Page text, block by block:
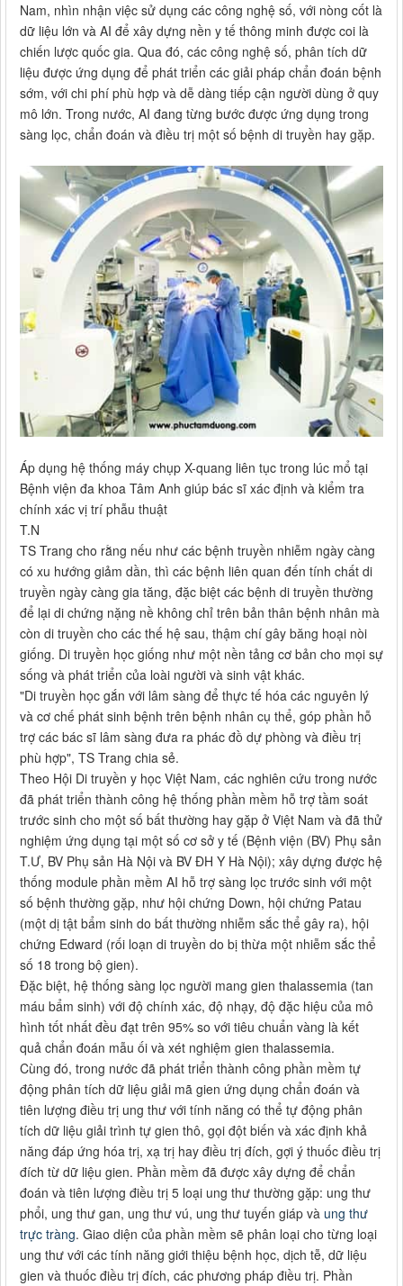
Nam, nhìn nhận việc sử dụng các công nghệ số, với nòng cốt là
dữ liệu lớn và AI để xây dựng nền y tế thông minh được coi là
chiến lược quốc gia. Qua đó, các công nghệ số, phân tích dữ
liệu được ứng dụng để phát triển các giải pháp chẩn đoán bệnh
sớm, với chi phí phù hợp và dễ dàng tiếp cận người dùng ở quy
mô lớn. Trong nước, AI đang từng bước được ứng dụng trong
sàng lọc, chẩn đoán và điều trị một số bệnh di truyền hay gặp.
Áp dụng hệ thống máy chụp X-quang liên tục trong lúc mổ tại
Bệnh viện đa khoa Tâm Anh giúp bác sĩ xác định và kiểm tra
chính xác vị trí phẫu thuật
T.N
TS Trang cho rằng nếu như các bệnh truyền nhiễm ngày càng
có xu hướng giảm dần, thì các bệnh liên quan đến tính chất di
truyền ngày càng gia tăng, đặc biệt các bệnh di truyền thường
để lại di chứng nặng nề không chỉ trên bản thân bệnh nhân mà
còn di truyền cho các thế hệ sau, thậm chí gây băng hoại nòi
giống. Di truyền học giống như một nền tảng cơ bản cho mọi sự
sống và phát triển của loài người và sinh vật khác.
"Di truyền học gắn với lâm sàng để thực tế hóa các nguyên lý
và cơ chế phát sinh bệnh trên bệnh nhân cụ thể, góp phần hỗ
trợ các bác sĩ lâm sàng đưa ra phác đồ dự phòng và điều trị
phù hợp", TS Trang chia sẻ.
Theo Hội Di truyền y học Việt Nam, các nghiên cứu trong nước
đã phát triển thành công hệ thống phần mềm hỗ trợ tầm soát
trước sinh cho một số bất thường hay gặp ở Việt Nam và đã thử
nghiệm ứng dụng tại một số cơ sở y tế (Bệnh viện (BV) Phụ sản
T.Ư, BV Phụ sản Hà Nội và BV ĐH Y Hà Nội); xây dựng được hệ
thống module phần mềm AI hỗ trợ sàng lọc trước sinh với một
số bệnh thường gặp, như hội chứng Down, hội chứng Patau
(một dị tật bẩm sinh do bất thường nhiễm sắc thể gây ra), hội
chứng Edward (rối loạn di truyền do bị thừa một nhiễm sắc thể
số 18 trong bộ gien).
Đặc biệt, hệ thống sàng lọc người mang gien thalassemia (tan
máu bẩm sinh) với độ chính xác, độ nhạy, độ đặc hiệu của mô
hình tốt nhất đều đạt trên 95% so với tiêu chuẩn vàng là kết
quả chẩn đoán mẫu ối và xét nghiệm gien thalassemia.
Cùng đó, trong nước đã phát triển thành công phần mềm tự
động phân tích dữ liệu giải mã gien ứng dụng chẩn đoán và
tiên lượng điều trị ung thư với tính năng có thể tự động phân
tích dữ liệu giải trình tự gien thô, gọi đột biến và xác định khả
năng đáp ứng hóa trị, xạ trị hay điều trị đích, gợi ý thuốc điều trị
đích từ dữ liệu gien. Phần mềm đã được xây dựng để chẩn
đoán và tiên lượng điều trị 5 loại ung thư thường gặp: ung thư
phổi, ung thư gan, ung thư vú, ung thư tuyến giáp và ung thư
trực tràng. Giao diện của phần mềm sẽ phân loại cho từng loại
ung thư với các tính năng giới thiệu bệnh học, dịch tễ, dữ liệu
gien và thuốc điều trị đích, các phương pháp điều trị. Phần